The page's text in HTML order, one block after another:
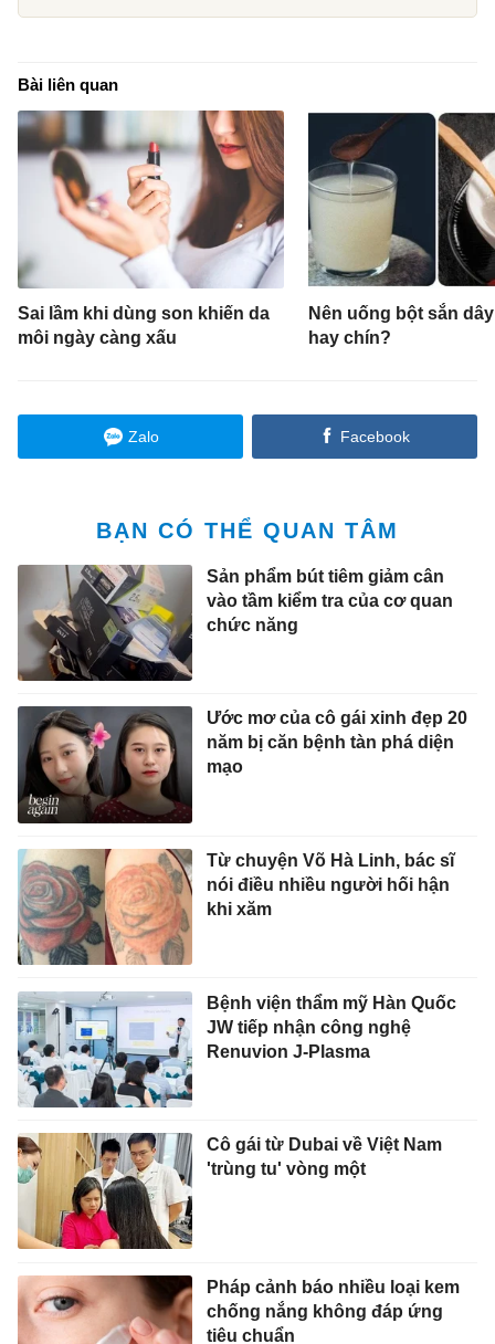
Bài liên quan
Sai lầm khi dùng son khiến da
môi ngày càng xấu
Nên uống bột sắn
hay chín?
Zalo Facebook
BẠN CÓ THỂ QUAN TÂM
Sản phẩm bút tiêm giảm cân
vào tầm kiểm tra của cơ quan
chức năng
Ước mơ của cô gái xinh đẹp 20
năm bị căn bệnh tàn phá diện
mạo
Từ chuyện Võ Hà Linh, bác sĩ
nói điều nhiều người hối hận
khi xăm
Bệnh viện thẩm mỹ Hàn Quốc
JW tiếp nhận công nghệ
Renuvion J-Plasma
Cô gái từ Dubai về Việt Nam
'trùng tu' vòng một
Pháp cảnh báo nhiều loại kem
chống nắng không đáp ứng
tiêu chuẩn